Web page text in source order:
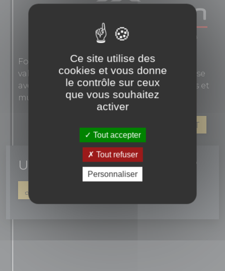
Fondée en 1863, Novoceram interprète les
valeurs authentiques de l'élégance française
avec des carreaux en grès cérame pour sols et
murs.
VOIR LES PRODUITS DE CE FABRICANT
Un conseil ? une question ?
Ce site utilise des
cookies et vous donne
le contrôle sur ceux
que vous souhaitez
activer
Tout accepter
Tout refuser
Personnaliser